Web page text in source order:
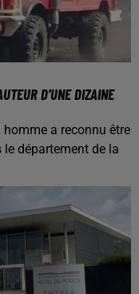
D’UNE DIZAINE
homme a reconnu être
le département de la